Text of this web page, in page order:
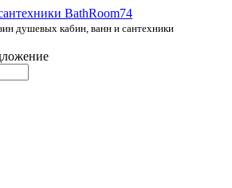
душевых кабин, ванн и сантехники